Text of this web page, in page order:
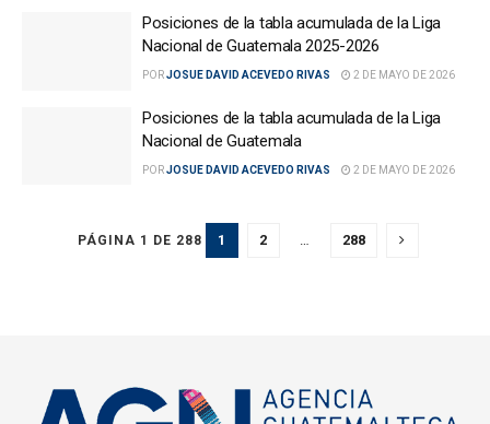
Posiciones de la tabla acumulada de la Liga
Nacional de Guatemala 2025-2026
PORJOSUE DAVID ACEVEDO RIVAS 2 DE MAYO DE 2026
Posiciones de la tabla acumulada de la Liga
Nacional de Guatemala
PORJOSUE DAVID ACEVEDO RIVAS 2 DE MAYO DE 2026
PÁGINA 1 DE 288 1 2 … 288